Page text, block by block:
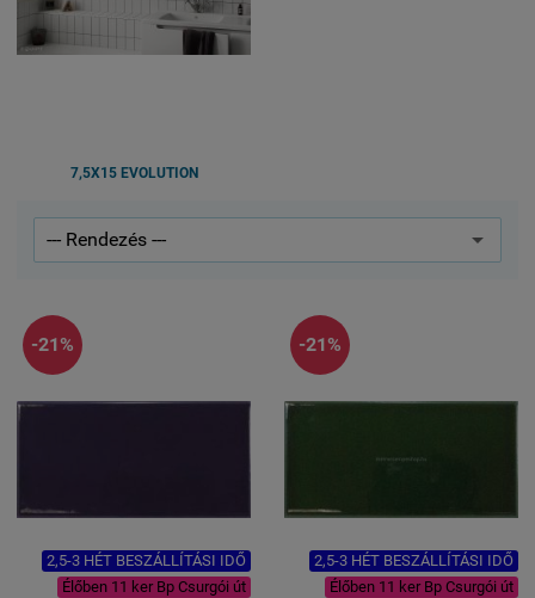
7,5X15 EVOLUTION
-21%
2,5-3 HÉT BESZÁLLÍTÁSI IDŐ
Élőben 11 ker Bp Csurgói út
-21%
2,5-3 HÉT BESZÁLLÍTÁSI IDŐ
Élőben 11 ker Bp Csurgói út